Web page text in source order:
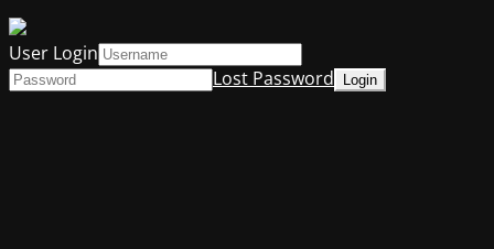
User Login
Lost Password